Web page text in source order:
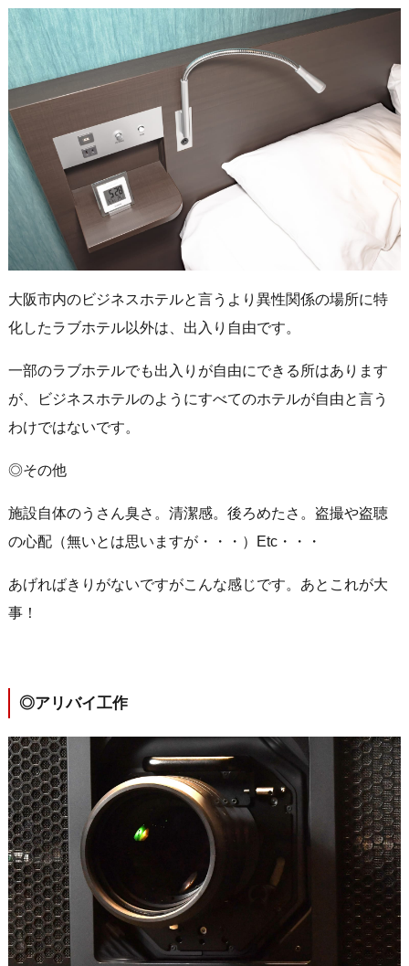
大阪市内のビジネスホテルと言うより異性関係の場所に特
化したラブホテル以外は、出入り自由です。
一部のラブホテルでも出入りが自由にできる所はあります
が、ビジネスホテルのようにすべてのホテルが自由と言う
わけではないです。
◎その他
施設自体のうさん臭さ。清潔感。後ろめたさ。盗撮や盗聴
の心配（無いとは思いますが・・・）Etc・・・
あげればきりがないですがこんな感じです。あとこれが大
事！
◎アリバイ工作